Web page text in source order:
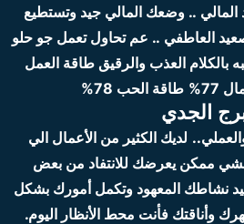
المالي .. وضعك المالي جيد وتستطيع
العاطفي .. عم تحاول تعمل جو حلو
بالكلام العذب والرقيق طاقة العمل
طاقة الحب 78%
الجدي
لديك الكثير من الأعمال الي
ممكن يعرضك للانتفاد من بعض
نشاطك المعهود وتكمل أمورك بشكل
وأناقتك فأنت محط الأنظار اليوم.